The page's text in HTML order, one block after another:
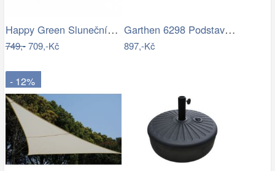
Happy Green Slunečník s boční stěnou,…
749,-709,-Kč
Garthen 6298 Podstavec pro půlkulaté…
897,-Kč
- 12%